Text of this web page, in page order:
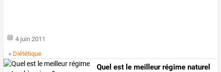
4 juin 2011
» Diététique
Quel est le meilleur régime naturel